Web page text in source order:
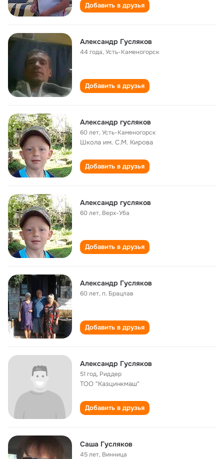
Добавить в друзья
Александр Гусляков
44 года,Усть-Каменогорск
Добавить в друзья
Александр гусляков
60 лет,Усть-Каменогорск
Школа им. С.М. Кирова
Добавить в друзья
Александр гусляков
60 лет, Верх-Уба
Добавить в друзья
Александр Гусляков
60 лет,п. Брацлав
Добавить в друзья
Александр Гусляков
51 год, Риддер
ТОО "Казцинкмаш"
Добавить в друзья
Саша Гусляков
45 лет, Винница